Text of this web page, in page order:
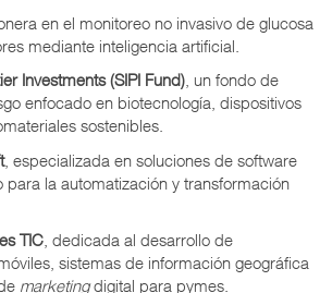
en el monitoreo no invasivo de glucosa
mediante inteligencia artificial.
Investments (SIPI Fund) , un fondo de
enfocado en biotecnología, dispositivos
sostenibles.
, especializada en soluciones de software
para la automatización y transformación
TIC , dedicada al desarrollo de
sistemas de información geográfica
marketingdigital para pymes.